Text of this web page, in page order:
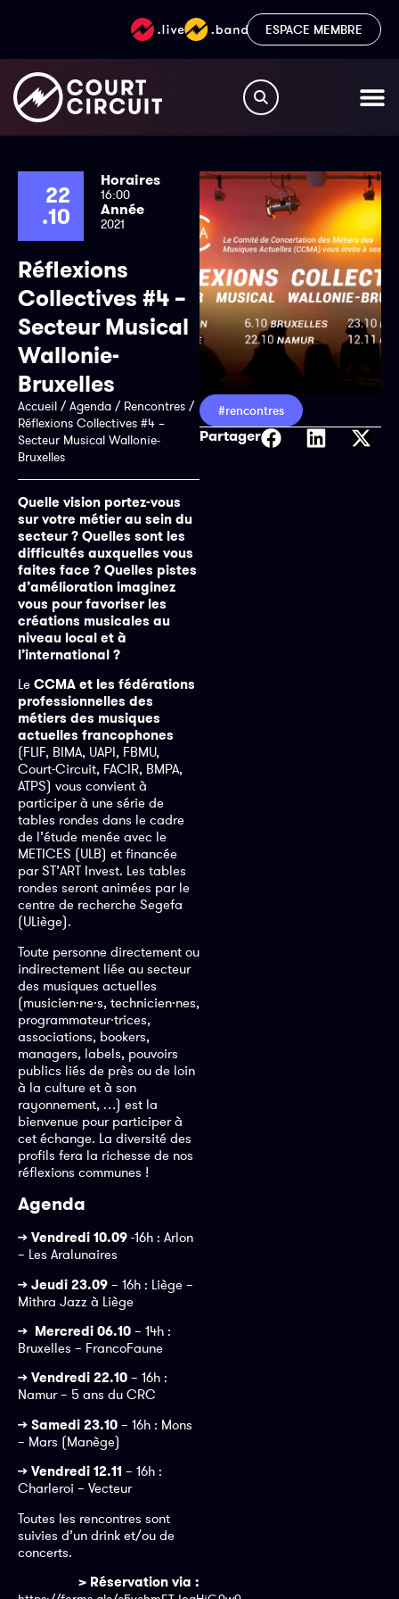
ESPACE MEMBRE
22
.10
Horaires
16:00
Année
2021
Réflexions
Collectives #4 –
Secteur Musical
Wallonie-
Bruxelles
Accueil /Agenda / Rencontres /
Réflexions Collectives #4 –
Secteur Musical Wallonie-
Bruxelles
Quelle vision portez-vous
sur votre métier au sein du
secteur ? Quelles sont les
difficultés auxquelles vous
faites face ? Quelles pistes
d’amélioration imaginez
vous pour favoriser les
créations musicales au
niveau local et à
l’international ?
Le CCMA et les fédérations
professionnelles des
métiers des musiques
actuelles francophones
(FLIF, BIMA, UAPI, FBMU,
Court-Circuit, FACIR, BMPA,
ATPS) vous convient à
participer à une série de
tables rondes dans le cadre
de l’étude menée avec le
METICES (ULB) et financée
par ST’ART Invest. Les tables
rondes seront animées par le
centre de recherche Segefa
(ULiège).
Toute personne directement ou
indirectement liée au secteur
des musiques actuelles
(musicien·ne·s, technicien·nes,
programmateur·trices,
associations, bookers,
managers, labels, pouvoirs
publics liés de près ou de loin
à la culture et à son
rayonnement, …) est la
bienvenue pour participer à
cet échange. La diversité des
profils fera la richesse de nos
réflexions communes !
Agenda
>> Vendredi 10.09 -16h : Arlon
– Les Aralunaires
>> Jeudi 23.09 – 16h : Liège –
Mithra Jazz à Liège
>> Mercredi 06.10 – 14h :
Bruxelles – FrancoFaune
>> Vendredi 22.10 – 16h :
Namur – 5 ans du CRC
>> Samedi 23.10 – 16h : Mons
– Mars (Manège)
>> Vendredi 12.11 – 16h :
Charleroi – Vecteur
Toutes les rencontres sont
suivies d’un drink et/ou de
concerts.
> Réservation via :
#rencontres
Partager